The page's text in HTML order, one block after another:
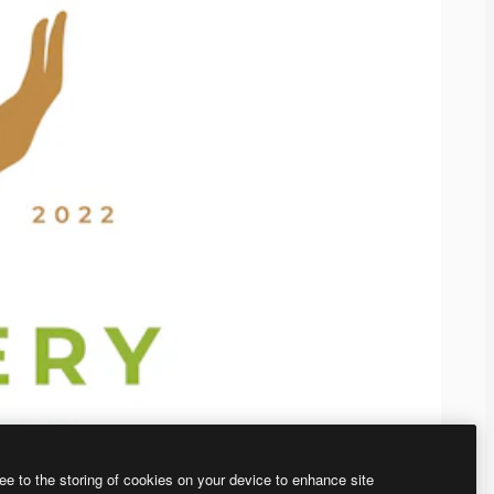
to the storing of cookies on your device to enhance site